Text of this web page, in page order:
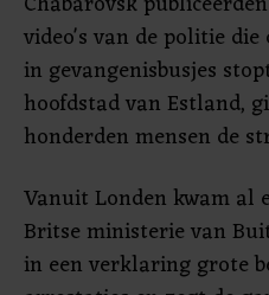
video's van de politie
in gevangenisbusjes
hoofdstad van Estland,
honderden mensen de
Vanuit Londen kwam al
Britse ministerie van
in een verklaring grote